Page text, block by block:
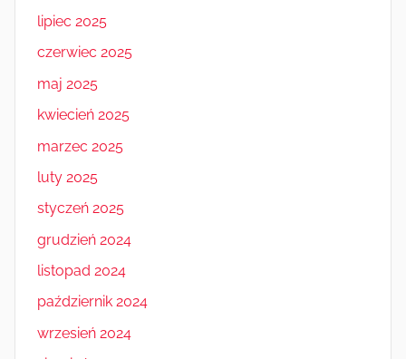
lipiec 2025
czerwiec 2025
maj 2025
kwiecień 2025
marzec 2025
luty 2025
styczeń 2025
grudzień 2024
listopad 2024
październik 2024
wrzesień 2024